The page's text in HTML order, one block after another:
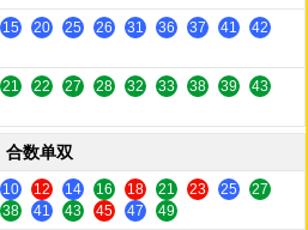
15 20 25 26 31 36 37 41
42
21 22 27 28 32 33 38 39
43
合数单双
10 12 14 16 18 21 23 25
27
38 41 43 45 47 49